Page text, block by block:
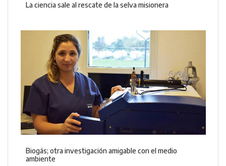
La ciencia sale al rescate de la selva misionera
Biogás; otra investigación amigable con el medio
ambiente